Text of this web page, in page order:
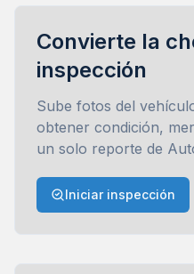
Convierte la
inspección
Sube fotos del
obtener condición,
un solo reporte de
Iniciar inspección